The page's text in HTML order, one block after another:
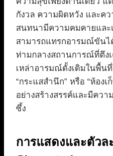
กังวล ความผิดหวัง และค
สนทนามีความคมคายและ
สามารถแทรกอารมณ์ขันไ
ท่ามกลางสถานการณ์ที่ตึง
เหล่าอารมณ์ดั้งเดิมในพื้น
“กระแสสำนึก” หรือ “ห้อง
อย่างสร้างสรรค์และมีคว
ซึ้ง
การแสดงและตัวล